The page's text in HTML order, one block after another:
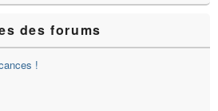
des forums
!